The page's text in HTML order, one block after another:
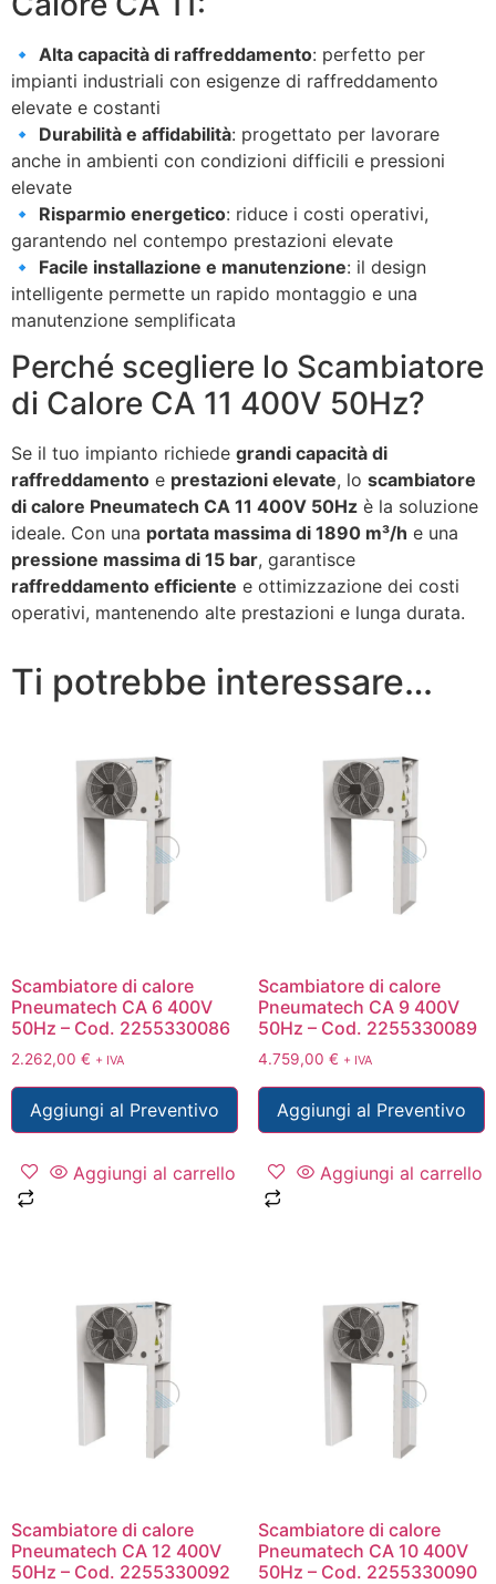
🔹 Alta capacità di raffreddamento: perfetto per
impianti industriali con esigenze di raffreddamento
elevate e costanti
🔹 Durabilità e affidabilità: progettato per lavorare
anche in ambienti con condizioni difficili e pressioni
elevate
🔹 Risparmio energetico: riduce i costi operativi,
garantendo nel contempo prestazioni elevate
🔹 Facile installazione e manutenzione: il design
intelligente permette un rapido montaggio e una
manutenzione semplificata
Perché scegliere lo Scambiatore
di Calore CA 11 400V 50Hz?
Se il tuo impianto richiede grandi capacità di
raffreddamento e prestazioni elevate, lo scambiatore
di calore Pneumatech CA 11 400V 50Hz è la soluzione
ideale. Con una portata massima di 1890 m³/h e una
pressione massima di 15 bar, garantisce
raffreddamento efficiente e ottimizzazione dei costi
operativi, mantenendo alte prestazioni e lunga durata.
Ti potrebbe interessare…
Scambiatore di calore
Pneumatech CA 6 400V
50Hz – Cod. 2255330086
2.262,00 € + IVA
Aggiungi al Preventivo
Aggiungi al carrello
Scambiatore di calore
Pneumatech CA 9 400V
50Hz – Cod. 2255330089
4.759,00 € + IVA
Aggiungi al Preventivo
Aggiungi al carrello
Scambiatore di calore
Pneumatech CA 12 400V
50Hz – Cod. 2255330092
Scambiatore di calore
Pneumatech CA 10 400V
50Hz – Cod. 2255330090